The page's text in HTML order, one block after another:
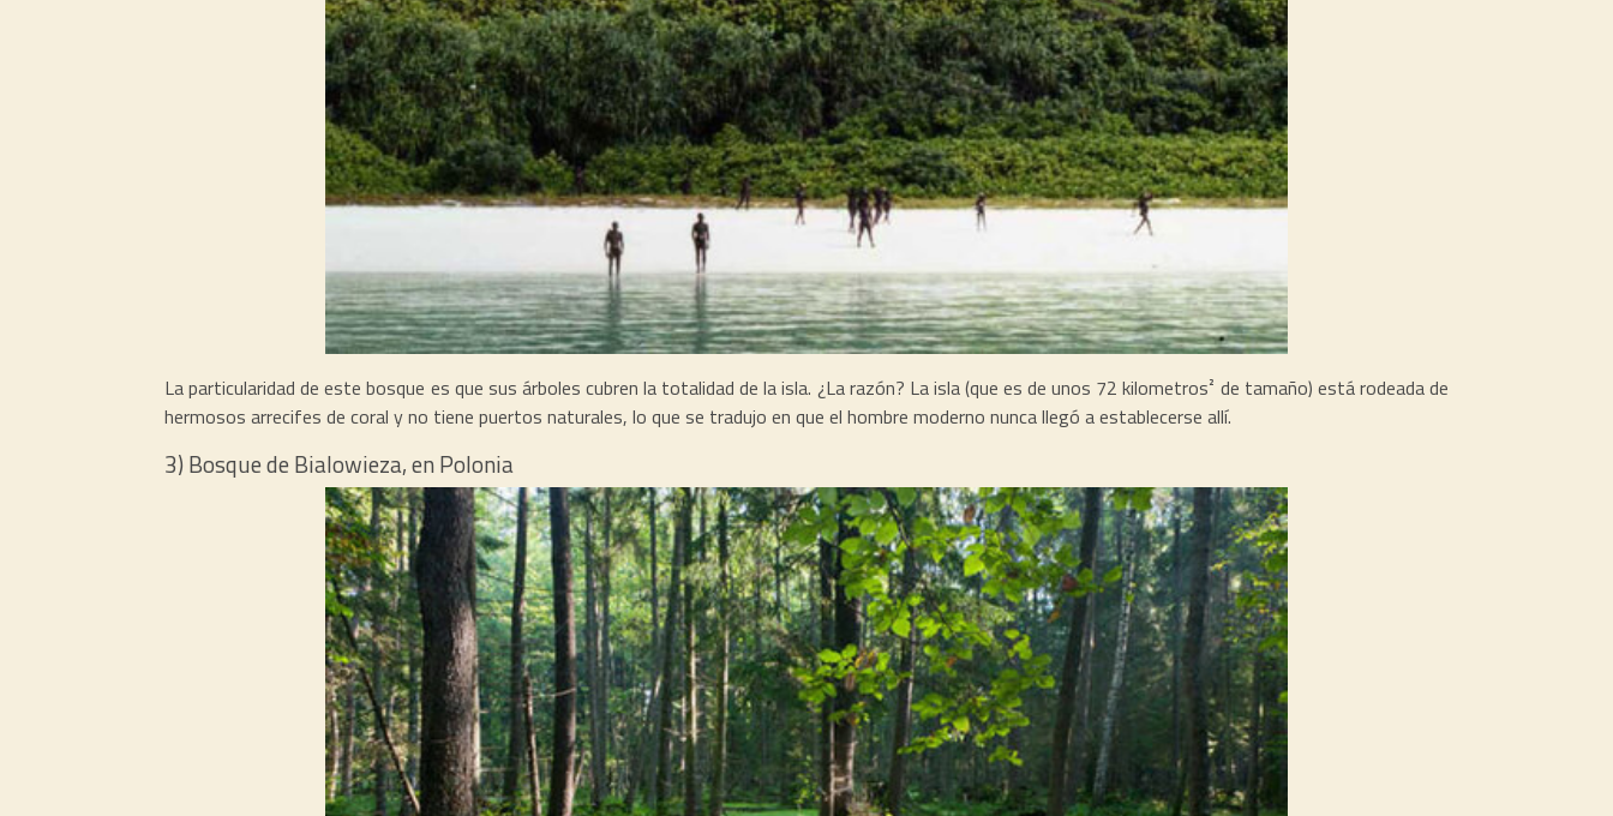
La particularidad de este bosque es que sus árboles cubren la totalidad de la isla. ¿La razón? La isla (que es de unos 72 kilometros² de tamaño) está rodeada de
hermosos arrecifes de coral y no tiene puertos naturales, lo que se tradujo en que el hombre moderno nunca llegó a establecerse allí.
3) Bosque de Bialowieza, en Polonia